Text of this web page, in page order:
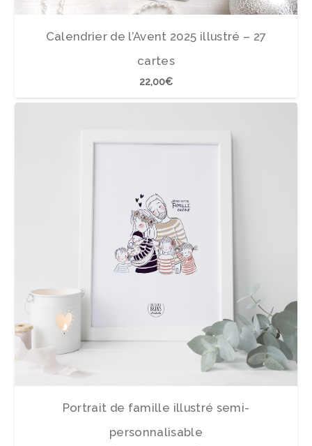
Calendrier de l’Avent 2025 illustré – 27
cartes
22,00€
Portrait de famille illustré semi-
personnalisable